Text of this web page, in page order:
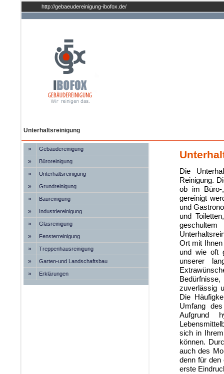
http://gebaeudereinigung-ibofox.de/
Unterhaltsreinigung
» Gebäudereinigung
» Büroreinigung
» Unterhaltsreinigung
» Grundreinigung
» Baureinigung
» Industriereinigung
» Glasreinigung
» Fensterreinigung
» Treppenhausreinigung
» Garten-und Landschaftsbau
» Erklärungen
Die
Reinigung.
ob im Büro-
gereinigt
und
und
geschultem
Ort mit
und wie oft
unserer
zuverlässig
Die
Umfang
Aufgrund
sich in
können.
auch des
denn für
erste